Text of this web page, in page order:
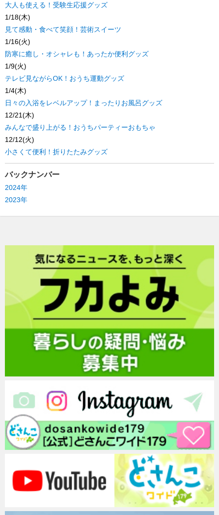
大人も使える！受験生応援グッズ
1/18(木)
見て感動・食べて笑顔！芸術スイーツ
1/16(火)
防寒に癒し・オシャレも！あったか便利グッズ
1/9(火)
テレビ見ながらOK！おうち運動グッズ
1/4(木)
日々の入浴をレベルアップ！まったりお風呂グッズ
12/21(木)
みんなで盛り上がる！おうちパーティーおもちゃ
12/12(火)
小さくて便利！折りたたみグッズ
バックナンバー
2024年
2023年